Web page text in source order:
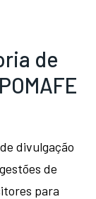
de
divulgação
de
para